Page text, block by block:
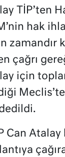
TİP’ten
hak
zamandır
çağrı
için
Can